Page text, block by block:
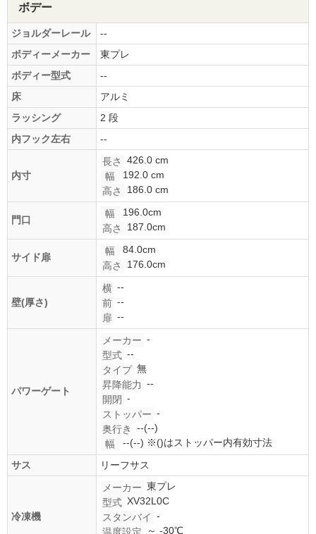
ボデー
ジョルダーレール
--
ボディーメーカー
東プレ
ボディー型式
--
床
アルミ
ラッシング
2 段
内フック左右
--
内寸
長さ
426.0 cm
幅
192.0 cm
高さ
186.0 cm
門口
幅
196.0cm
高さ
187.0cm
サイド扉
幅
84.0cm
高さ
176.0cm
壁(厚さ)
横 --
前 --
扉 --
パワーゲート
メーカー -
型式 --
タイプ 無
昇降能力 --
開閉 -
ストッパー -
奥行き
--(--)
幅
--(--) ※()はストッパー内有効寸法
サス
リーフサス
冷凍機
メーカー 東プレ
型式 XV32L0C
スタンバイ -
温度設定
～ -30℃